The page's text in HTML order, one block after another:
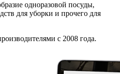
одноразовой посуды,
для уборки и прочего для
с 2008 года.